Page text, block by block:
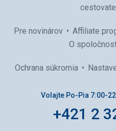
Pre novinárov Affiliate
O
Ochrana súkromia
Volajte Po-Pia 7:00-
+421 2